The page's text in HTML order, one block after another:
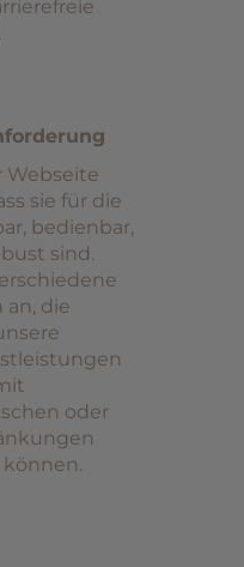
Webseite
sie für die
bedienbar,
sind.
die
oder